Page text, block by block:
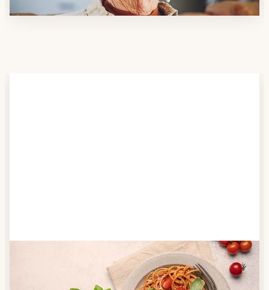
Anbieter finden